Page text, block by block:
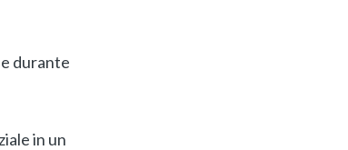
durante
in un